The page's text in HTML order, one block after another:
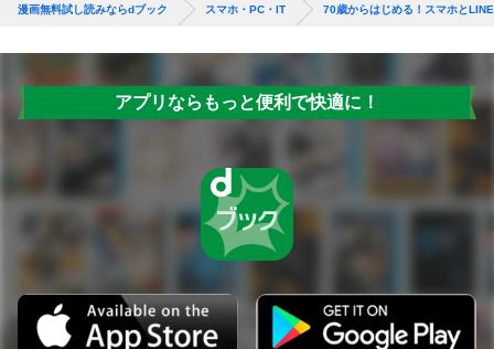
漫画無料試し読みならdブック スマホ・PC・IT 70歳からはじめる！スマホと
アプリならもっと便利で快適に！